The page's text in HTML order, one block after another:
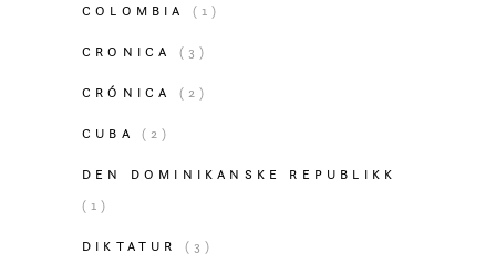
COLOMBIA (1)
CRONICA (3)
CRÓNICA (2)
CUBA (2)
DEN DOMINIKANSKE REPUBLIKK
(1)
DIKTATUR (3)